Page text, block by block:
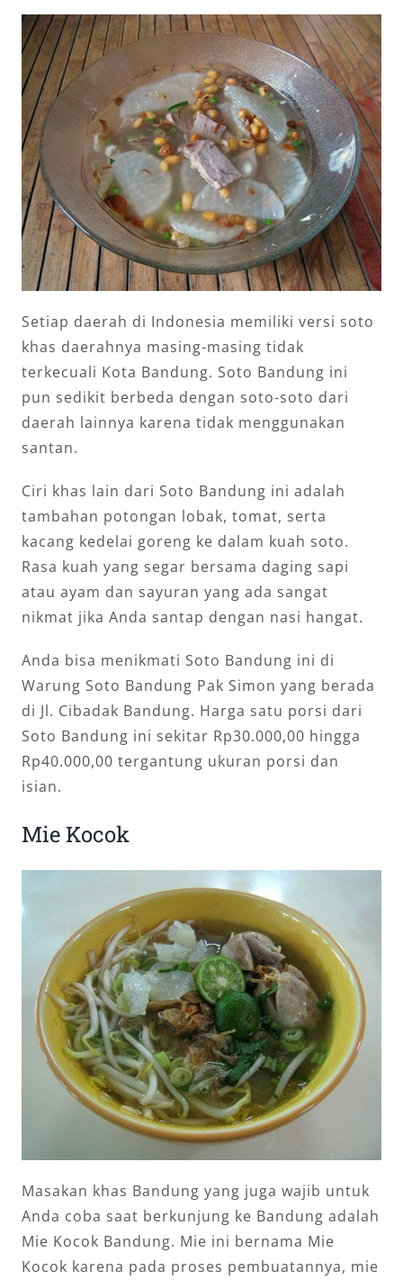
Setiap daerah di Indonesia memiliki versi soto
khas daerahnya masing-masing tidak
terkecuali Kota Bandung. Soto Bandung ini
pun sedikit berbeda dengan soto-soto dari
daerah lainnya karena tidak menggunakan
santan.
Ciri khas lain dari Soto Bandung ini adalah
tambahan potongan lobak, tomat, serta
kacang kedelai goreng ke dalam kuah soto.
Rasa kuah yang segar bersama daging sapi
atau ayam dan sayuran yang ada sangat
nikmat jika Anda santap dengan nasi hangat.
Anda bisa menikmati Soto Bandung ini di
Warung Soto Bandung Pak Simon yang berada
di Jl. Cibadak Bandung. Harga satu porsi dari
Soto Bandung ini sekitar Rp30.000,00 hingga
Rp40.000,00 tergantung ukuran porsi dan
isian.
Mie Kocok
Masakan khas Bandung yang juga wajib untuk
Anda coba saat berkunjung ke Bandung adalah
Mie Kocok Bandung. Mie ini bernama Mie
Kocok karena pada proses pembuatannya, mie